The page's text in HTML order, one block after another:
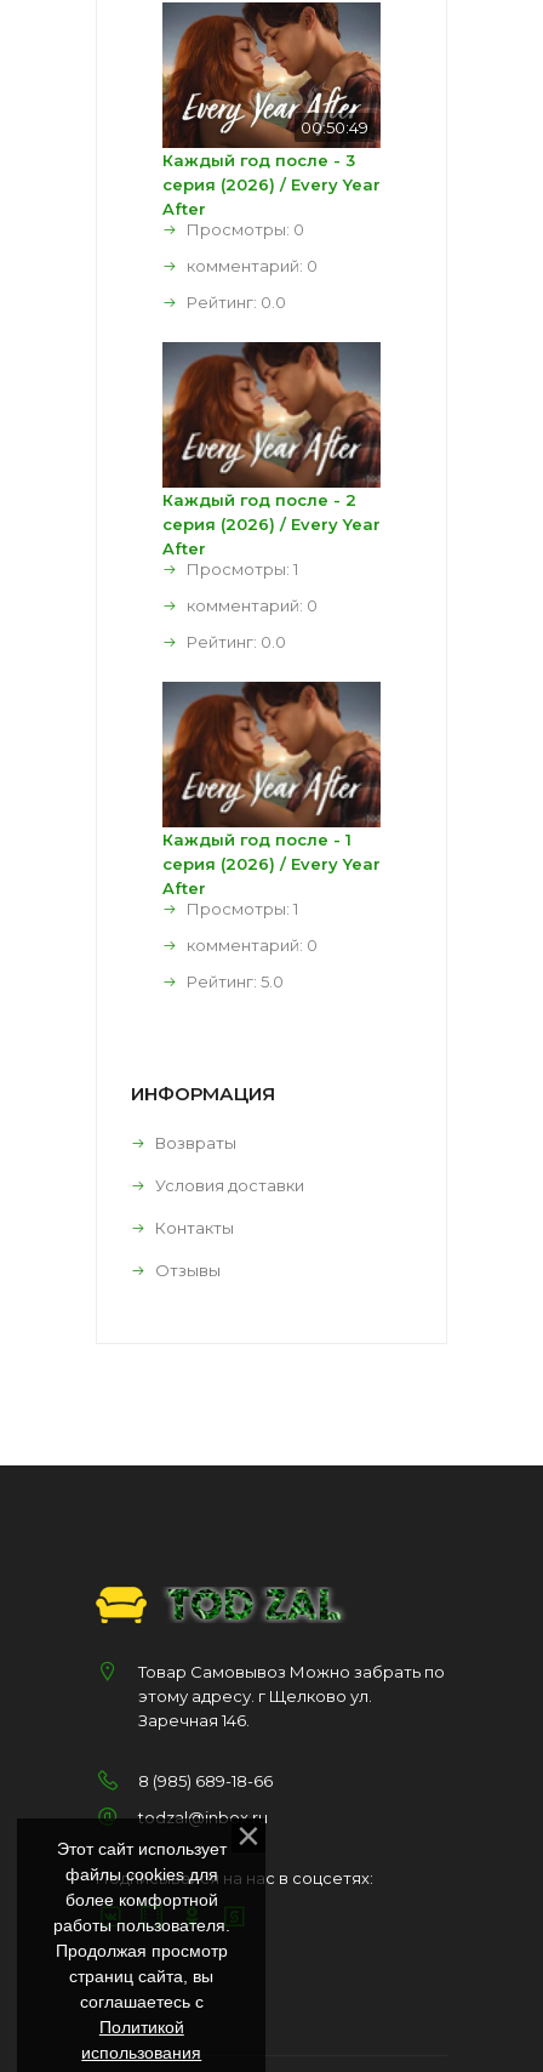
00:50:49
Каждый год после - 3
серия (2026) / Every Year
After
Просмотры: 0
комментарий: 0
Рейтинг: 0.0
Каждый год после - 2
серия (2026) / Every Year
After
Просмотры: 1
комментарий: 0
Рейтинг: 0.0
Каждый год после - 1
серия (2026) / Every Year
After
Просмотры: 1
комментарий: 0
Рейтинг: 5.0
ИНФОРМАЦИЯ
Возвраты
Условия доставки
Контакты
Отзывы
Товар Самовывоз Можно забрать по
этому адресу. г Щелково ул.
Заречная 146.
8 (985) 689-18-66
todzal@inbox.ru
Подписывайся на нас в соцсетях:
Этот сайт использует
файлы cookies для
более комфортной
работы пользователя.
Продолжая просмотр
страниц сайта, вы
соглашаетесь с
Политикой
использования